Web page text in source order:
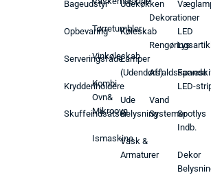
Bageudstyr
Opbevaring
Serveringsfade
Krydderiholdere
Skuffeindsatser
Tørretumbler
Vinkøleskab
Kombi
Ovn&
Mikroovn
Ismaskine
Udekøkken
Køleskab
Lamper
(Udendørs)
Ude
Belysning
Vask &
Armaturer
Dekorationer
Affaldsspande
Vand
Systemer
LED
Lys
LED-
Spotlys
Indb.
Dekor